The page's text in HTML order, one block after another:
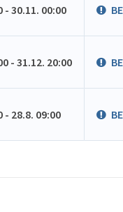
- 30.11. 00:00
- 31.12. 20:00
- 28.8. 09:00